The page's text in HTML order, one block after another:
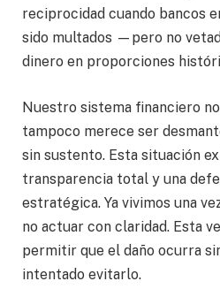
reciprocidad cuando bancos
sido multados —pero no
dinero en proporciones
Nuestro sistema financiero
tampoco merece ser
sin sustento. Esta situación
transparencia total y una
estratégica. Ya vivimos una
no actuar con claridad. Esta
permitir que el daño ocurra
intentado evitarlo.